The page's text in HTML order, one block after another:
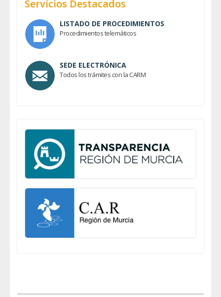
Servicios Destacados
LISTADO DE PROCEDIMIENTOS
Procedimientos telemáticos
SEDE ELECTRÓNICA
Todos los trámites con la CARM